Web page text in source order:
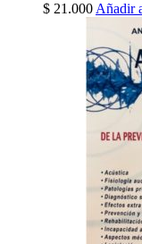
$ 21.000Añadir